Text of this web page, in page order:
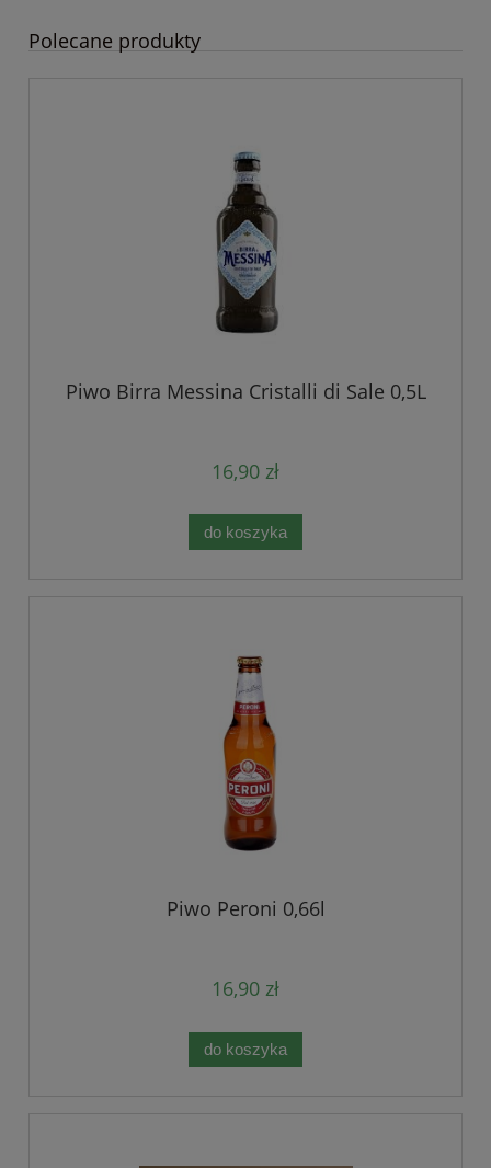
Polecane produkty
Piwo Birra Messina Cristalli di Sale 0,5L
16,90 zł
do koszyka
Piwo Peroni 0,66l
16,90 zł
do koszyka